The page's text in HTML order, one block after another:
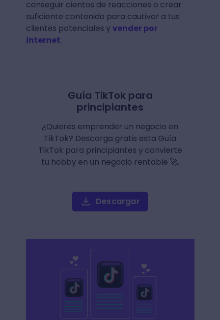
conseguir cientos de reacciones o crear
suficiente contenido para cautivar a tus
clientes potenciales yvender por
internet.
Guía TikTok para
principiantes
¿Quieres emprender un negocio en
TikTok? Descarga gratis esta Guía
TikTok para principiantes y convierte
tu hobby en un negocio rentable 🚀.
Descargar